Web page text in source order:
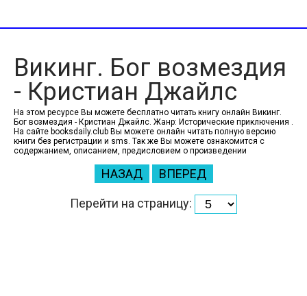
Викинг. Бог возмездия
- Кристиан Джайлс
На этом ресурсе Вы можете бесплатно читать книгу онлайн Викинг.
Бог возмездия - Кристиан Джайлс. Жанр: Исторические приключения .
На сайте booksdaily.club Вы можете онлайн читать полную версию
книги без регистрации и sms. Так же Вы можете ознакомится с
содержанием, описанием, предисловием о произведении
НАЗАД ВПЕРЕД
Перейти на страницу: